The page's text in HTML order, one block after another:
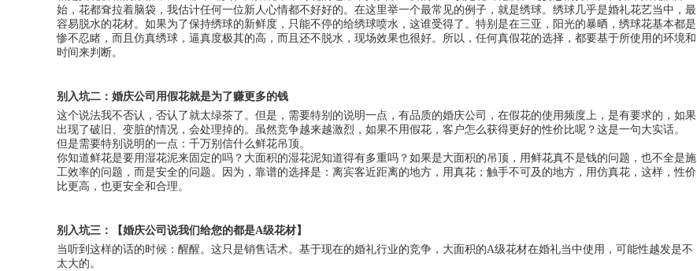
始，花都耷拉着脑袋，我估计任何一位新人心情都不好好的。在这里举一个最常见的例子，就是绣球。绣球几乎是婚礼花艺当中，最
容易脱水的花材。如果为了保持绣球的新鲜度，只能不停的给绣球喷水，这谁受得了。特别是在三亚，阳光的暴晒，绣球花基本都是
惨不忍睹，而且仿真绣球，逼真度极其的高，而且还不脱水，现场效果也很好。所以，任何真假花的选择，都要基于所使用的环境和
时间来判断。
别入坑二：婚庆公司用假花就是为了赚更多的钱
这个说法我不否认，否认了就太绿茶了。但是，需要特别的说明一点，有品质的婚庆公司，在假花的使用频度上，是有要求的，如果
出现了破旧、变脏的情况，会处理掉的。虽然竞争越来越激烈，如果不用假花，客户怎么获得更好的性价比呢？这是一句大实话。
但是需要特别说明的一点：千万别信什么鲜花吊顶。
你知道鲜花是要用湿花泥来固定的吗？大面积的湿花泥知道得有多重吗？如果是大面积的吊顶，用鲜花真不是钱的问题，也不全是施
工效率的问题，而是安全的问题。因为，靠谱的选择是：离宾客近距离的地方，用真花；触手不可及的地方，用仿真花，这样，性价
比更高，也更安全和合理。
别入坑三：【婚庆公司说我们给您的都是A级花材】
当听到这样的话的时候：醒醒。这只是销售话术。基于现在的婚礼行业的竞争，大面积的A级花材在婚礼当中使用，可能性越发是不
太大的。